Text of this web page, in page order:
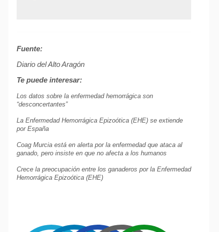
Fuente:
Diario del Alto Aragón
Te puede interesar:
Los datos sobre la enfermedad hemorrágica son
“desconcertantes”
La Enfermedad Hemorrágica Epizoótica (EHE) se extiende
por España
Coag Murcia está en alerta por la enfermedad que ataca al
ganado, pero insiste en que no afecta a los humanos
Crece la preocupación entre los ganaderos por la Enfermedad
Hemorrágica Epizoótica (EHE)